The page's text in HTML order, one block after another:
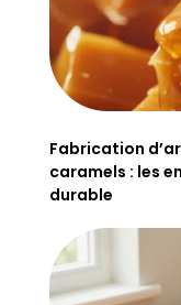
Fabrication
caramels : les
durable